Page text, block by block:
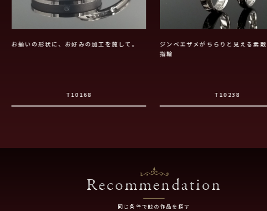
お揃いの形状に、お好みの加工を施して。
T10168
ジンベエザメがちらりと見える素
指輪
T10238
Recommendation
同じ条件で他の作品を探す